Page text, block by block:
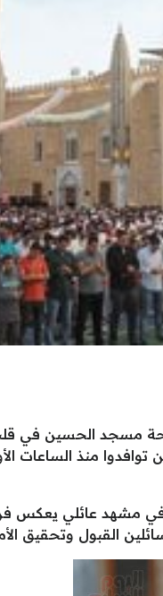
مسجد الحسين في
بالمصلين الذين
مشهد عائلي يعكس
القبول وتحقيق